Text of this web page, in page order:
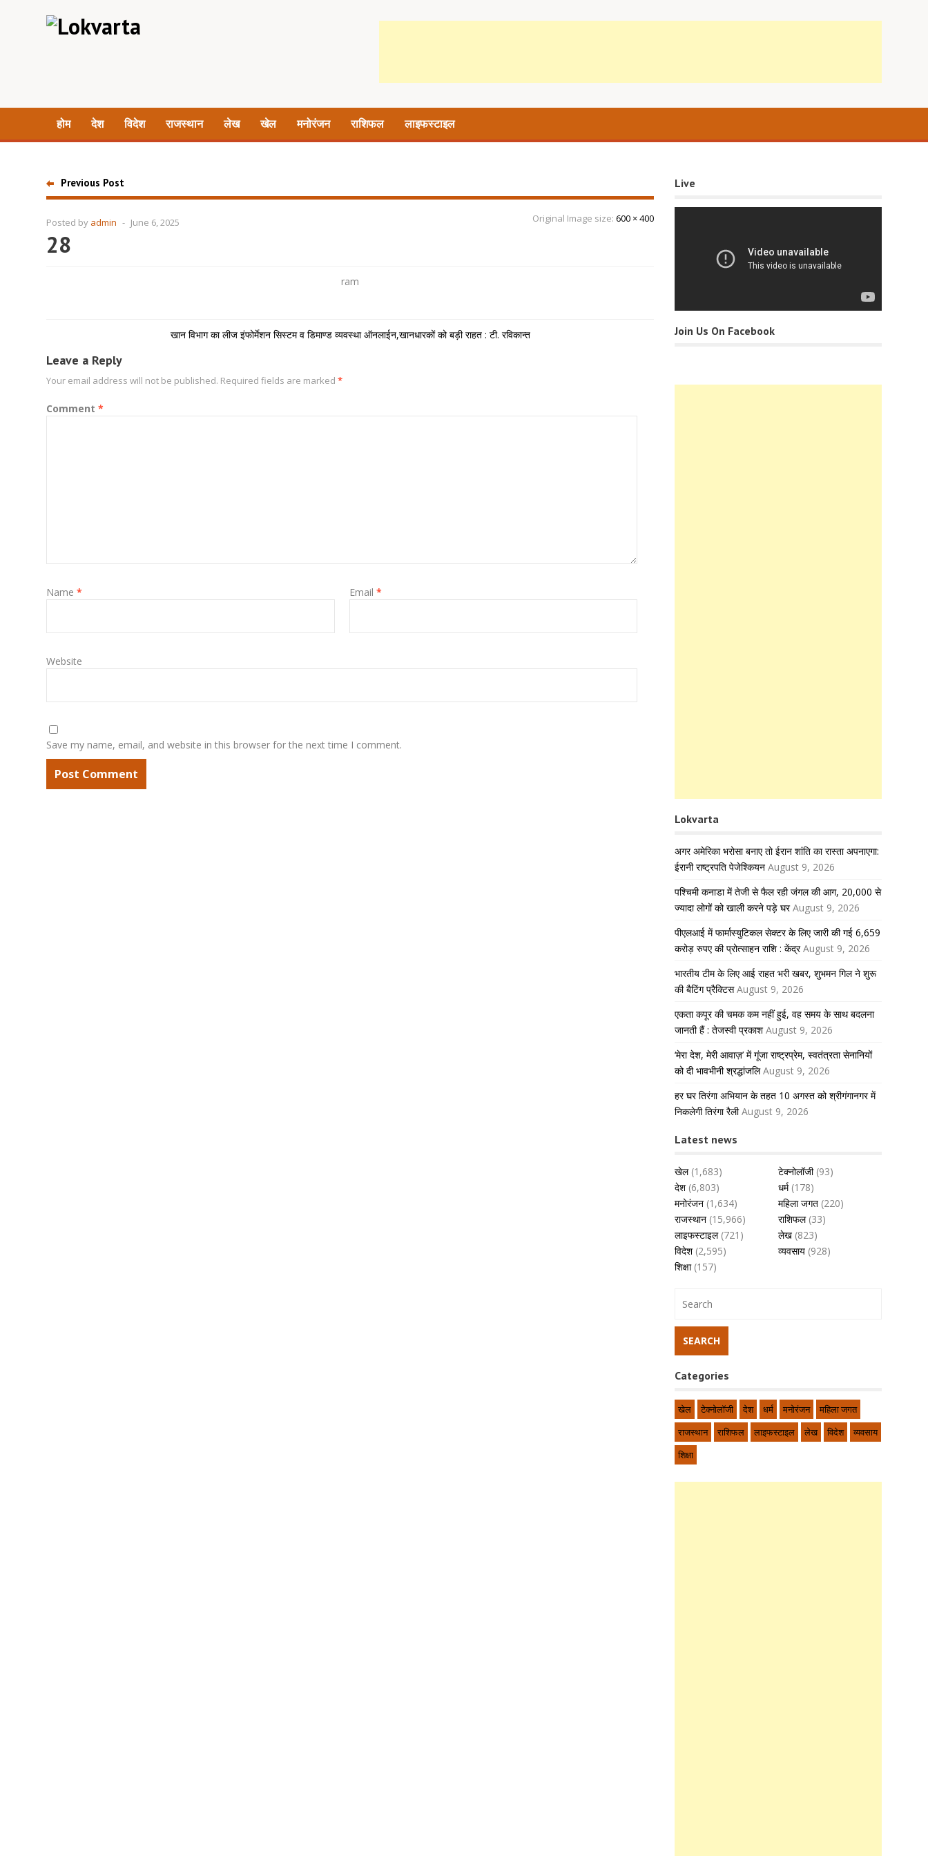
होम देश विदेश राजस्थान लेख खेल मनोरंजन राशिफल लाइफस्टाइल
Previous Post
Posted by admin - June 6, 2025 Original Image size: 600 × 400
28
ram
खान विभाग का लीज इंफोर्मेशन सिस्टम व डिमाण्ड व्यवस्था ऑनलाईन,खानधारकों को बड़ी राहत : टी. रविकान्त
Leave a Reply
Your email address will not be published. Required fields are marked *
Comment *
Name * Email *
Website
Save my name, email, and website in this browser for the next time I comment.
Live
Join Us On Facebook
Lokvarta
अगर अमेरिका भरोसा बनाए तो ईरान शांति का रास्ता अपनाएगा:
ईरानी राष्ट्रपति पेजेश्कियन August 9, 2026
पश्चिमी कनाडा में तेजी से फैल रही जंगल की आग, 20,000 से
ज्यादा लोगों को खाली करने पड़े घर August 9, 2026
पीएलआई में फार्मास्युटिकल सेक्टर के लिए जारी की गई 6,659
करोड़ रुपए की प्रोत्साहन राशि : केंद्र August 9, 2026
भारतीय टीम के लिए आई राहत भरी खबर, शुभमन गिल ने शुरू
की बैटिंग प्रैक्टिस August 9, 2026
एकता कपूर की चमक कम नहीं हुई, वह समय के साथ बदलना
जानती हैं : तेजस्वी प्रकाश August 9, 2026
‘मेरा देश, मेरी आवाज़’ में गूंजा राष्ट्रप्रेम, स्वतंत्रता सेनानियों
को दी भावभीनी श्रद्धांजलि August 9, 2026
हर घर तिरंगा अभियान के तहत 10 अगस्त को श्रीगंगानगर में
निकलेगी तिरंगा रैली August 9, 2026
Latest news
खेल(1,683) टेक्नोलॉजी(93)
देश(6,803) धर्म(178)
मनोरंजन (1,634) महिला जगत (220)
राजस्थान (15,966) राशिफल(33)
लाइफस्टाइल(721) लेख (823)
विदेश(2,595) व्यवसाय (928)
शिक्षा(157)
Categories
खेल टेक्नोलॉजी देश धर्म मनोरंजन
महिला जगत
राजस्थान
राशिफल लाइफस्टाइल लेख विदेश
व्यवसाय
शिक्षा